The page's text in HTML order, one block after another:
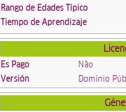
Rango de Edades Típico
Tiempo de Aprendizaje
Es Pago
Não
Versión
Domínio